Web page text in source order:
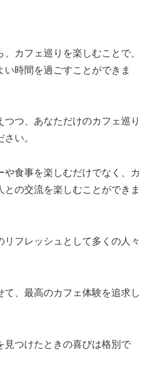
カフェ巡りを楽しむことで、
時間を過ごすことができま
つつ、あなただけのカフェ巡り
い。
や食事を楽しむだけでなく、カ
の交流を楽しむことができま
リフレッシュとして多くの人々
て、最高のカフェ体験を追求し
見つけたときの喜びは格別で